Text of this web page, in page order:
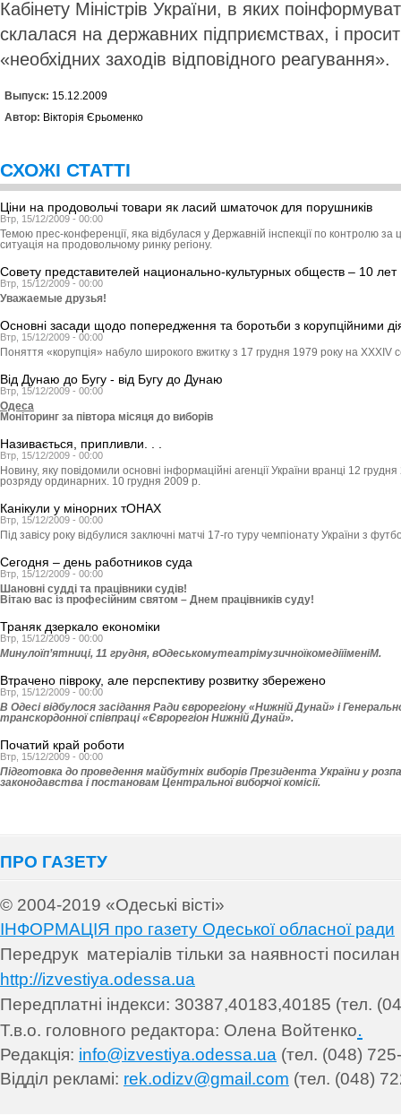
Кабінету Міністрів України, в яких
склалася на державних підприємствах, і
«необхідних заходів відповідного реагування».
Выпуск: 15.12.2009
Автор: Вікторія Єрьоменко
СХОЖІ СТАТТІ
Ціни на продовольчі товари як ласий шматочок для порушників
Втр, 15/12/2009 - 00:00
Темою прес-конференції, яка відбулася у Державній інспекції по контролю за
ситуація на продовольчому ринку регіону.
Совету представителей национально-культурных обществ – 10 лет
Втр, 15/12/2009 - 00:00
Уважаемые друзья!
Основні засади щодо попередження та боротьби з корупційними
Втр, 15/12/2009 - 00:00
Поняття «корупція» набуло широкого вжитку з 17 грудня 1979 року на XXXIV
Від Дунаю до Бугу - від Бугу до Дунаю
Втр, 15/12/2009 - 00:00
Одеса
Моніторинг за півтора місяця до виборів
Називається, припливли. . .
Втр, 15/12/2009 - 00:00
Новину, яку повідомили основні інформаційні агенції України вранці 12
розряду ординарних. 10 грудня 2009 р.
Канікули у мінорних тОНАХ
Втр, 15/12/2009 - 00:00
Під завісу року відбулися заключні матчі 17-го туру чемпіонату України з
Сегодня – день работников суда
Втр, 15/12/2009 - 00:00
Шановні судді та працівники судів!
Вітаю вас із професійним святом – Днем працівників суду!
Траняк дзеркало економіки
Втр, 15/12/2009 - 00:00
Минулоїп’ятниці, 11 грудня, вОдеськомутеатрімузичноїкомедіїіменіМ.
Втрачено півроку, але перспективу розвитку збережено
Втр, 15/12/2009 - 00:00
В Одесі відбулося засідання Ради єврорегіону «Нижній Дунай» і
транскордонної співпраці «Єврорегіон Нижній Дунай».
Початий край роботи
Втр, 15/12/2009 - 00:00
Підготовка до проведення майбутніх виборів Президента України у
законодавства і постановам Центральної виборчої комісії.
ПРО ГАЗЕТУ
© 2004-2019 «Одеські вісті»
ІНФОРМАЦІЯ про газету Одеської обласної ради
Передрук матеріалів тільки за наявності
http://izvestiya.odessa.ua
Передплатні індекси: 30387,40183,40185 (тел.
Т.в.о. головного редактора: Олена Войтенко.
Редакція: info@izvestiya.odessa.ua (тел. (048)
Відділ рекламі: rek.odizv@gmail.com (тел. (048)